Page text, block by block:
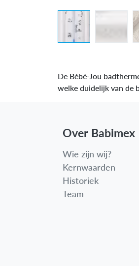
De Bébé-Jou
welke duidelijk van de
Over Babimex
Wie zijn wij?
Kernwaarden
Historiek
Team